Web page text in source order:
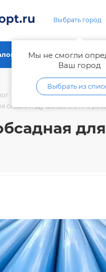
Выбрать город
Мы не смогли
Ваш город
Выбрать из
Как
Трубы и фитинги
скважин Ду 125х6,0 L-3 м. с